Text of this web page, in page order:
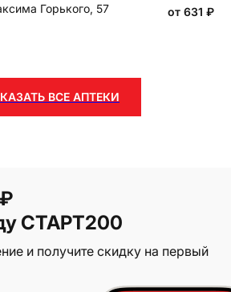
Горького, 57 от 631 ₽
ВСЕ АПТЕКИ
СТАРТ200
и получите скидку на первый